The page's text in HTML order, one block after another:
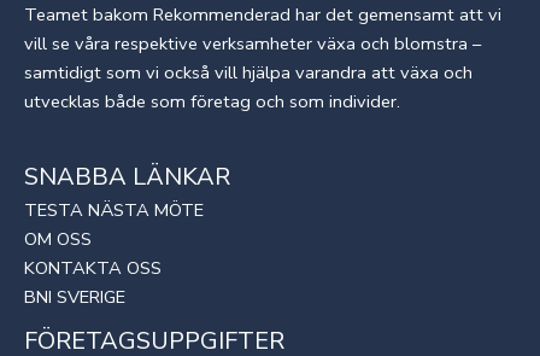
Teamet bakom Rekommenderad har det gemensamt att vi
vill se våra respektive verksamheter växa och blomstra –
samtidigt som vi också vill hjälpa varandra att växa och
utvecklas både som företag och som individer.
SNABBA LÄNKAR
TESTA NÄSTA MÖTE
OM OSS
KONTAKTA OSS
BNI SVERIGE
FÖRETAGSUPPGIFTER